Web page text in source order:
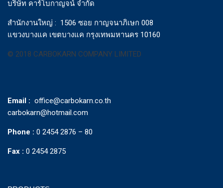
บริษัท คาร์โบกาญจน์ จำกัด
สำนักงานใหญ่ : 1506 ซอย กาญจนาภิเษก 008
แขวงบางแค เขตบางแค กรุงเทพมหานคร 10160
© 2018 CARBOKARN COMPANY LIMITED
Email : office@carbokarn.co.th
carbokarn@hotmail.com
Phone : 0 2454 2876 – 80
Fax : 0 2454 2875